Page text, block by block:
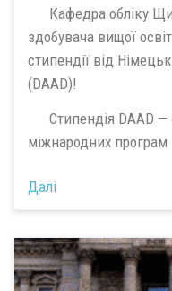
Кафедра обліку
здобувача вищої
стипендії від
(DAAD)!
Стипендія DAAD —
міжнародних програм
Далі